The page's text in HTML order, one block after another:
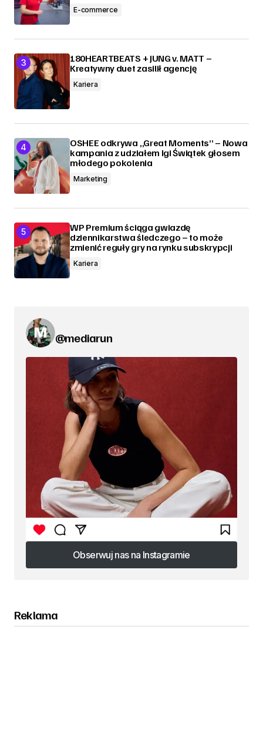
E-commerce
180HEARTBEATS + JUNG v. MATT –
Kreatywny duet zasilił agencję
Kariera
OSHEE odkrywa „Great Moments” – Nowa
kampania z udziałem Igi Świątek głosem
młodego pokolenia
Marketing
WP Premium ściąga gwiazdę
dziennikarstwa śledczego – to może
zmienić reguły gry na rynku subskrypcji
Kariera
@mediarun
Obserwuj nas na Instagramie
Obserwuj nas na Instagramie
Reklama